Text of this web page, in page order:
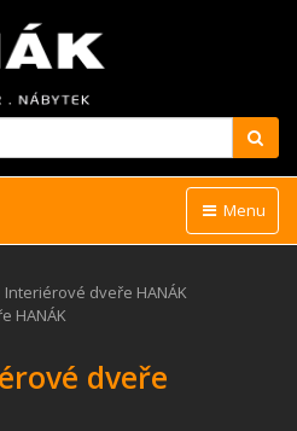
Menu
Interiérové dveře HANÁK
HANÁK
dveře